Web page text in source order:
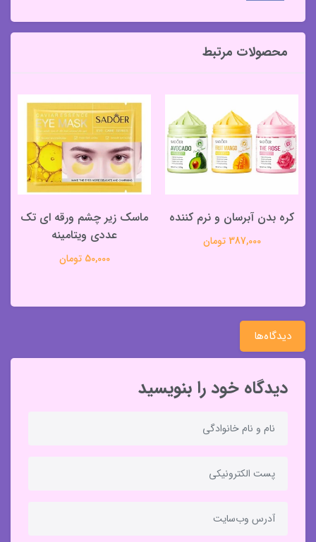
محصولات مرتبط
کره بدن آبرسان و نرم کننده
387,000 تومان
ماسک زیر چشم ورقه ای تک
عددی ویتامینه
50,000 تومان
دیدگاه‌ها
دیدگاه خود را بنویسید